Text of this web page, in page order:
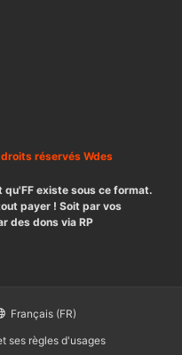
réservés Wdes
existe sous ce format.
payer ! Soit par vos
des dons via RP
Français (FR)
ses règles d'usages